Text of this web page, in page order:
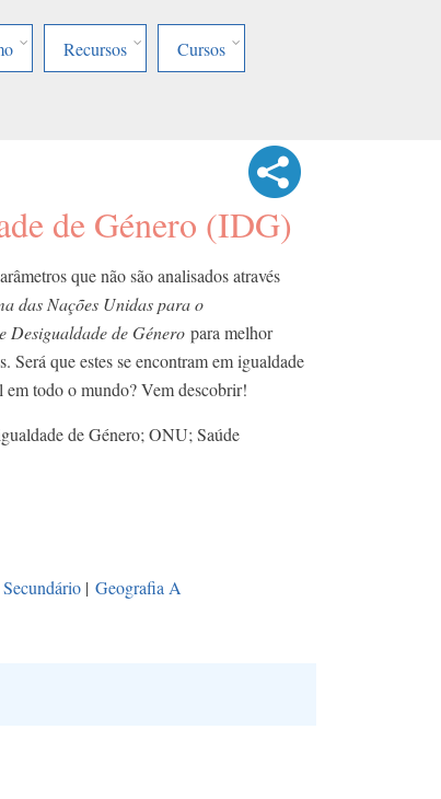
Recursos Cursos
de Género (IDG)
que não são analisados através
das Nações Unidas para o
Desigualdade de Género para melhor
Será que estes se encontram em igualdade
todo o mundo? Vem descobrir!
de Género; ONU; Saúde
Secundário | Geografia A